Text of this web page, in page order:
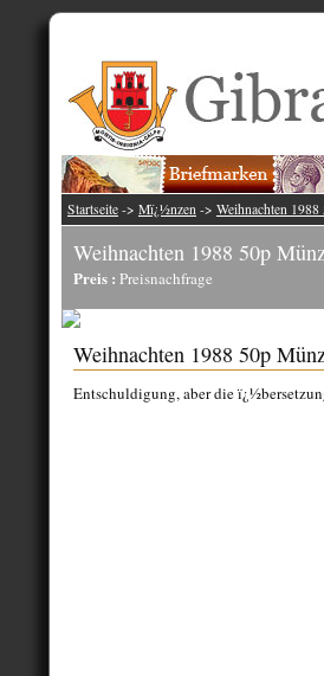
Startseite -> Mï¿½nzen -> Weihnachten
Weihnachten 1988 50p
Preis : Preisnachfrage
Weihnachten 1988 50p
Entschuldigung, aber die